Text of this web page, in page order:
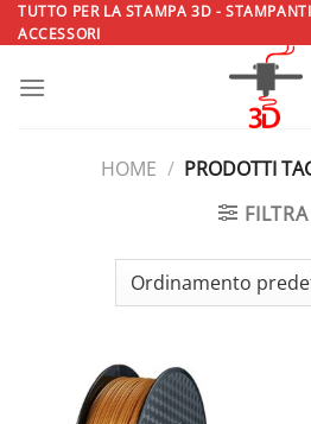
Salta
ai
TUTTO PER LA STAMPA 3D -
ACCESSORI
HOME / PRODOTTI
FILTRA